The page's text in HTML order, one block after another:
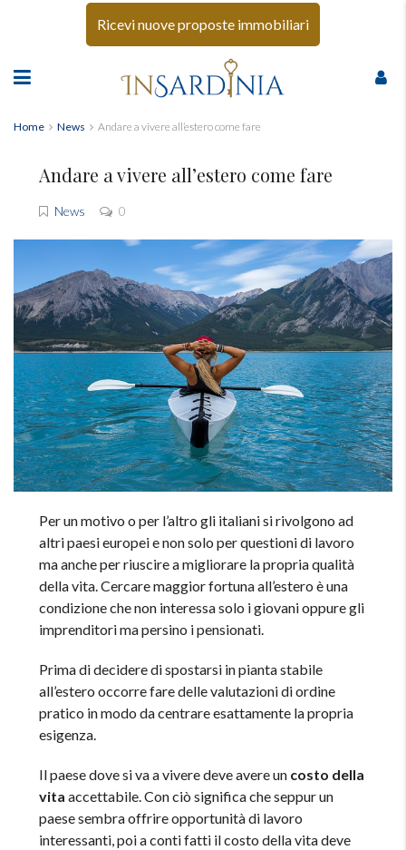
Ricevi nuove proposte immobiliari
Home News Andare a vivere all’estero come fare
Andare a vivere all’estero come fare
News 0
Per un motivo o per l’altro gli italiani si rivolgono ad
altri paesi europei e non solo per questioni di lavoro
ma anche per riuscire a migliorare la propria qualità
della vita. Cercare maggior fortuna all’estero è una
condizione che non interessa solo i giovani oppure gli
imprenditori ma persino i pensionati.
Prima di decidere di spostarsi in pianta stabile
all’estero occorre fare delle valutazioni di ordine
pratico in modo da centrare esattamente la propria
esigenza.
Il paese dove si va a vivere deve avere un costo della
vita accettabile. Con ciò significa che seppur un
paese sembra offrire opportunità di lavoro
interessanti, poi a conti fatti il costo della vita deve